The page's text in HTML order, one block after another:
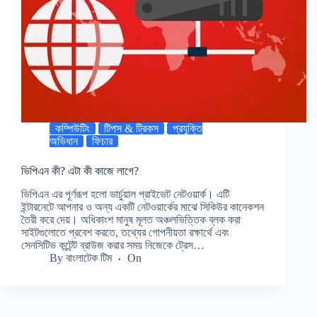
কম্পিউটিং টিপস & ট্রিকস
প্রযুক্তি
অভিধান
ফিচার
ভিপিএন কী? এটা কী কাজে লাগে?
ভিপিএন এর পূর্ণরূপ হলো ভার্চুয়াল প্রাইভেট নেটওয়ার্ক। এটি
ইন্টারনেটে আপনার ও অন্য একটি নেটওয়ার্কের মাঝে সিকিউর কানেকশন
তৈরী করে দেয়। অধিকাংশ মানুষ মূলত অঞ্চলভিত্তিক ব্লক করা
সাইটগুলোতে প্রবেশ করতে, তথ্যের গোপনীয়তা রক্ষার্থে এবং
সেনসিটিভ কন্টেন্ট ব্রাউজ করার সময় নিজেকে ট্রেস…
By বাংলাটেক টিম On